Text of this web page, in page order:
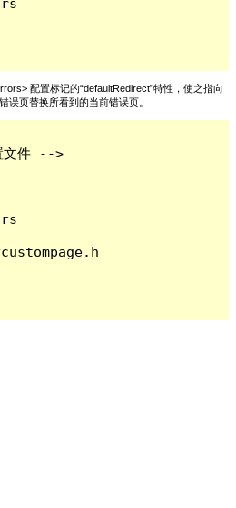
配置标记的“defaultRedirect”特性，使之指向
误页替换所看到的当前错误页。
文件 -->